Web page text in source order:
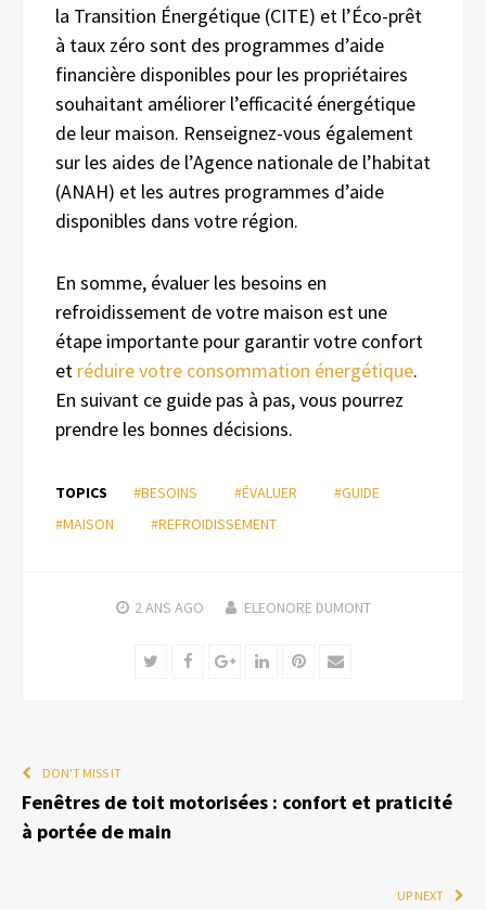
la Transition Énergétique (CITE) et l’Éco-prêt
à taux zéro sont des programmes d’aide
financière disponibles pour les propriétaires
souhaitant améliorer l’efficacité énergétique
de leur maison. Renseignez-vous également
sur les aides de l’Agence nationale de l’habitat
(ANAH) et les autres programmes d’aide
disponibles dans votre région.
En somme, évaluer les besoins en
refroidissement de votre maison est une
étape importante pour garantir votre confort
et réduire votre consommation énergétique.
En suivant ce guide pas à pas, vous pourrez
prendre les bonnes décisions.
TOPICS #BESOINS #ÉVALUER
#GUIDE
#MAISON
#REFROIDISSEMENT
2 ANS AGO ELEONORE DUMONT
TwitterFacebookGoogle+LinkedInPinterest
Email
DON'T MISS IT
Fenêtres de toit motorisées : confort et praticité
à portée de main
UP NEXT